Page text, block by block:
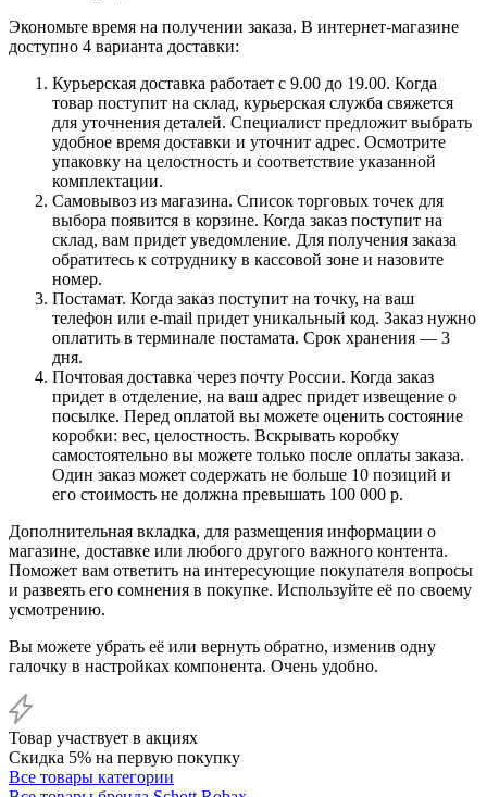
Экономьте время на получении заказа. В интернет-магазине
доступно 4 варианта доставки:
Курьерская доставка работает с 9.00 до 19.00. Когда
товар поступит на склад, курьерская служба свяжется
для уточнения деталей. Специалист предложит выбрать
удобное время доставки и уточнит адрес. Осмотрите
упаковку на целостность и соответствие указанной
комплектации.
Самовывоз из магазина. Список торговых точек для
выбора появится в корзине. Когда заказ поступит на
склад, вам придет уведомление. Для получения заказа
обратитесь к сотруднику в кассовой зоне и назовите
номер.
Постамат. Когда заказ поступит на точку, на ваш
телефон или e-mail придет уникальный код. Заказ нужно
оплатить в терминале постамата. Срок хранения — 3
дня.
Почтовая доставка через почту России. Когда заказ
придет в отделение, на ваш адрес придет извещение о
посылке. Перед оплатой вы можете оценить состояние
коробки: вес, целостность. Вскрывать коробку
самостоятельно вы можете только после оплаты заказа.
Один заказ может содержать не больше 10 позиций и
его стоимость не должна превышать 100 000 р.
Дополнительная вкладка, для размещения информации о
магазине, доставке или любого другого важного контента.
Поможет вам ответить на интересующие покупателя вопросы
и развеять его сомнения в покупке. Используйте её по своему
усмотрению.
Вы можете убрать её или вернуть обратно, изменив одну
галочку в настройках компонента. Очень удобно.
Товар участвует в акциях
Скидка 5% на первую покупку
Все товары категории